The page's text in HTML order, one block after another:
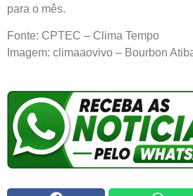
para o mês.
Fonte: CPTEC – Clima Tempo
Imagem: climaaovivo – Bourbon